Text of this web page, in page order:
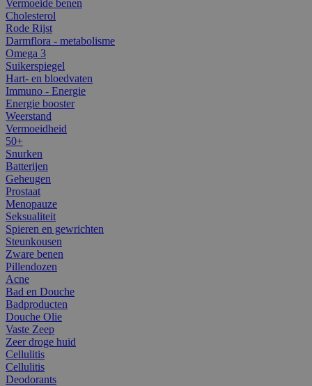
Vermoeide benen
Cholesterol
Rode Rijst
Darmflora - metabolisme
Omega 3
Suikerspiegel
Hart- en bloedvaten
Immuno - Energie
Energie booster
Weerstand
Vermoeidheid
50+
Snurken
Batterijen
Geheugen
Prostaat
Menopauze
Seksualiteit
Spieren en gewrichten
Steunkousen
Zware benen
Pillendozen
Acne
Bad en Douche
Badproducten
Douche Olie
Vaste Zeep
Zeer droge huid
Cellulitis
Cellulitis
Deodorants